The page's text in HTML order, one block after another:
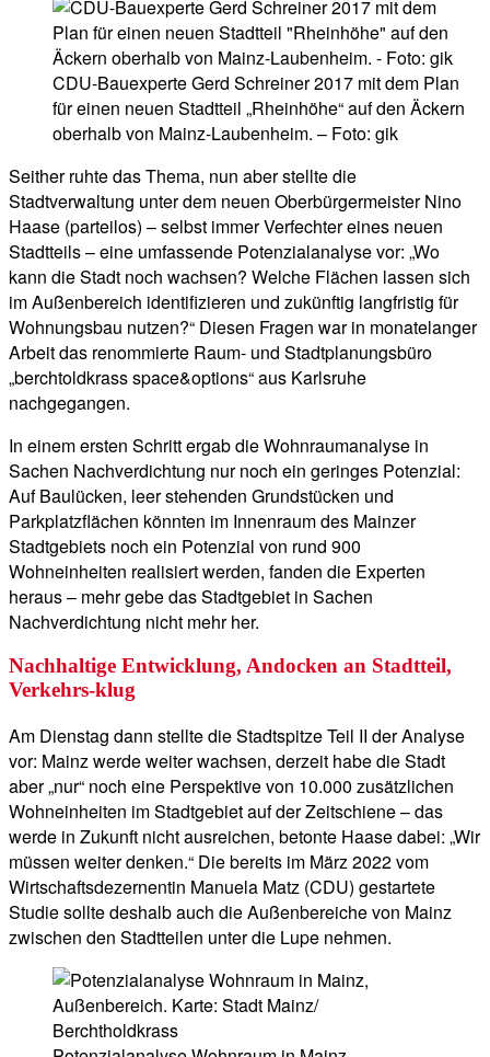
CDU-Bauexperte Gerd Schreiner 2017 mit dem Plan
für einen neuen Stadtteil „Rheinhöhe“ auf den Äckern
oberhalb von Mainz-Laubenheim. – Foto: gik
Seither ruhte das Thema, nun aber stellte die
Stadtverwaltung unter dem neuen Oberbürgermeister Nino
Haase (parteilos) – selbst immer Verfechter eines neuen
Stadtteils – eine umfassende Potenzialanalyse vor: „Wo
kann die Stadt noch wachsen? Welche Flächen lassen sich
im Außenbereich identifizieren und zukünftig langfristig für
Wohnungsbau nutzen?“ Diesen Fragen war in monatelanger
Arbeit das renommierte Raum- und Stadtplanungsbüro
„berchtoldkrass space&options“ aus Karlsruhe
nachgegangen.
In einem ersten Schritt ergab die Wohnraumanalyse in
Sachen Nachverdichtung nur noch ein geringes Potenzial:
Auf Baulücken, leer stehenden Grundstücken und
Parkplatzflächen könnten im Innenraum des Mainzer
Stadtgebiets noch ein Potenzial von rund 900
Wohneinheiten realisiert werden, fanden die Experten
heraus – mehr gebe das Stadtgebiet in Sachen
Nachverdichtung nicht mehr her.
Nachhaltige Entwicklung, Andocken an Stadtteil,
Verkehrs-klug
Am Dienstag dann stellte die Stadtspitze Teil II der Analyse
vor: Mainz werde weiter wachsen, derzeit habe die Stadt
aber „nur“ noch eine Perspektive von 10.000 zusätzlichen
Wohneinheiten im Stadtgebiet auf der Zeitschiene – das
werde in Zukunft nicht ausreichen, betonte Haase dabei: „Wir
müssen weiter denken.“ Die bereits im März 2022 vom
Wirtschaftsdezernentin Manuela Matz (CDU) gestartete
Studie sollte deshalb auch die Außenbereiche von Mainz
zwischen den Stadtteilen unter die Lupe nehmen.